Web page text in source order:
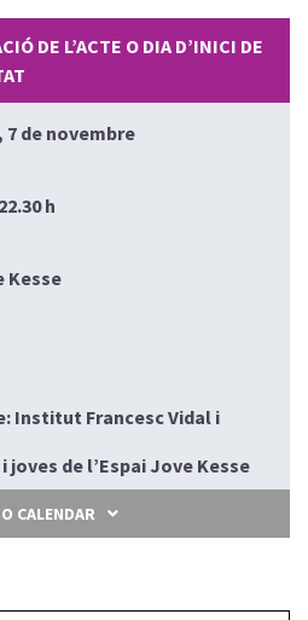
DE L’ACTE O DIA D’INICI DE
7 de novembre
h
Kesse
Institut Francesc Vidal i
joves de l’Espai Jove Kesse
CALENDAR